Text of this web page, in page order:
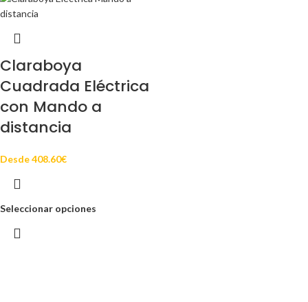
Claraboya
Cuadrada Eléctrica
con Mando a
distancia
Desde408.60€
Seleccionar opciones